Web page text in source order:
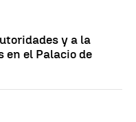
y a la
en el Palacio de